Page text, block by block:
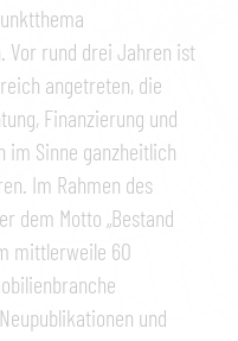
Vor rund drei Jahren ist
angetreten, die
Finanzierung und
im Sinne ganzheitlich
Im Rahmen des
dem Motto „Bestand
mittlerweile 60
und